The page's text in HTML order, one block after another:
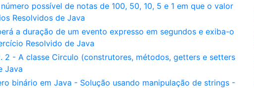
possível de notas de 100, 50, 10, 5 e 1 em que o valor
Resolvidos de Java
a duração de um evento expresso em segundos e exiba-o
Resolvido de Java
2 - A classe Circulo (construtores, métodos, getters e setters
Java
binário em Java - Solução usando manipulação de strings -